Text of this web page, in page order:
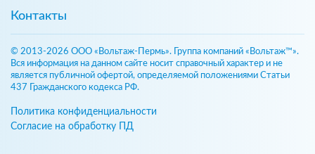
Контакты
© 2013-2026 ООО «Вольтаж-Пермь». Группа компаний «Вольтаж™».
Вся информация на данном сайте носит справочный характер и не
является публичной офертой, определяемой положениями Статьи
437 Гражданского кодекса РФ.
Политика конфиденциальности
Согласие на обработку ПД